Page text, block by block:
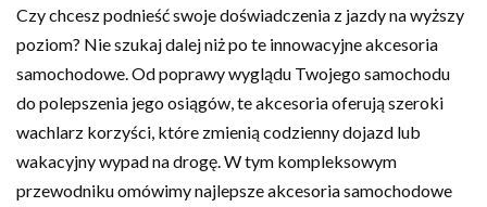
Czy chcesz podnieść swoje doświadczenia z jazdy na wyższy
poziom? Nie szukaj dalej niż po te innowacyjne akcesoria
samochodowe. Od poprawy wyglądu Twojego samochodu
do polepszenia jego osiągów, te akcesoria oferują szeroki
wachlarz korzyści, które zmienią codzienny dojazd lub
wakacyjny wypad na drogę. W tym kompleksowym
przewodniku omówimy najlepsze akcesoria samochodowe